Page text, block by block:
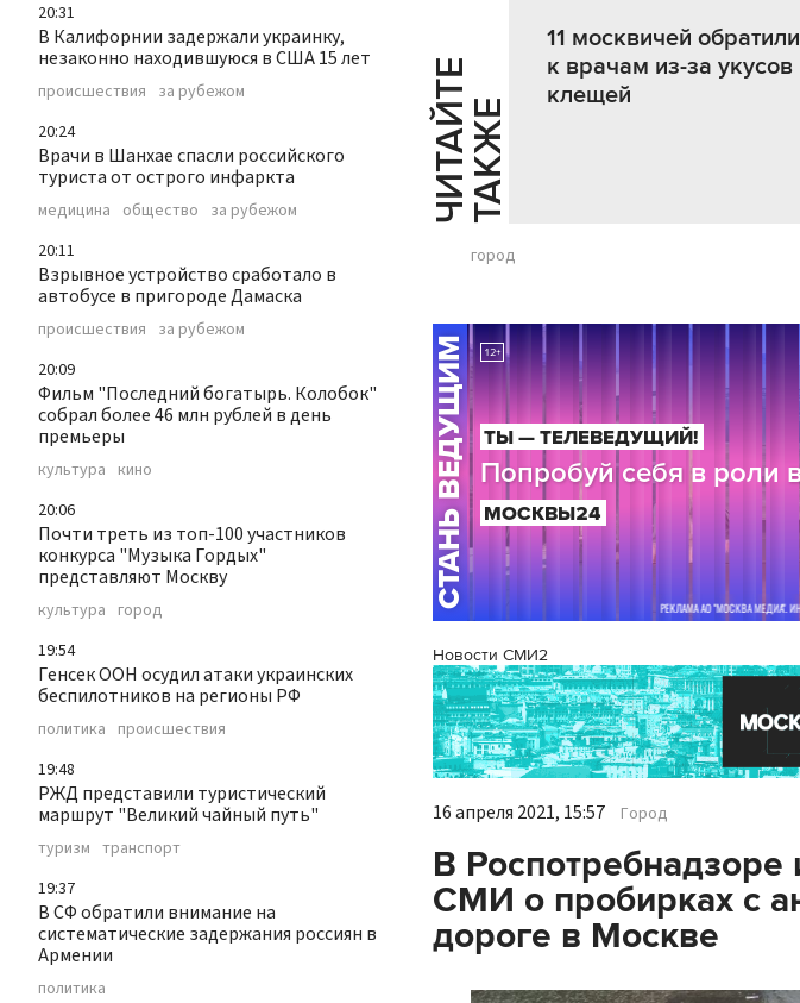
20:31
В Калифорнии задержали украинку,
незаконно находившуюся в США 15 лет
происшествия за рубежом
20:24
Врачи в Шанхае спасли российского
туриста от острого инфаркта
медицина общество за рубежом
20:11
Взрывное устройство сработало в
автобусе в пригороде Дамаска
происшествия за рубежом
20:09
Фильм "Последний богатырь. Колобок"
собрал более 46 млн рублей в день
премьеры
культура кино
20:06
Почти треть из топ-100 участников
конкурса "Музыка Гордых"
представляют Москву
культура город
19:54
Генсек ООН осудил атаки украинских
беспилотников на регионы РФ
политика происшествия
19:48
РЖД представили туристический
маршрут "Великий чайный путь"
туризм транспорт
19:37
В СФ обратили внимание на
систематические задержания россиян в
Армении
политика
Ч
И
Т
АЙ
Т
Е
Т
А
К
ЖЕ
11 москвичей
к врачам из-за укусов
клещей
город
Новости СМИ2
16 апреля 2021, 15:57 Город
В Роспотребнадзоре
СМИ о пробирках с
дороге в Москве